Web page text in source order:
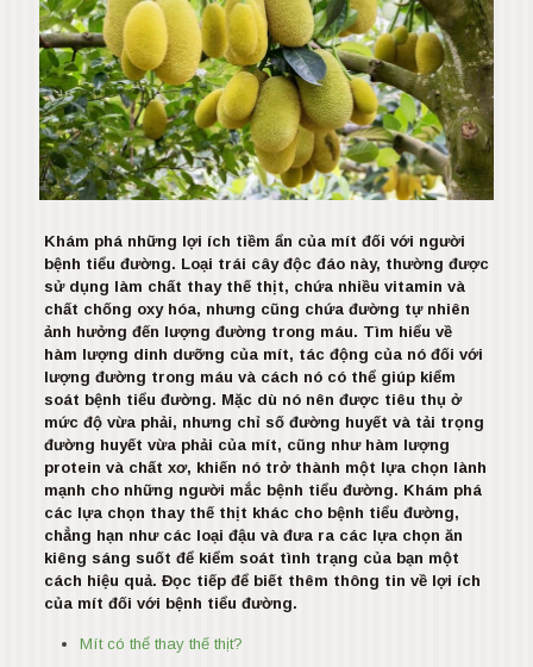
Khám phá những lợi ích tiềm ẩn của mít đối với người
bệnh tiểu đường. Loại trái cây độc đáo này, thường được
sử dụng làm chất thay thế thịt, chứa nhiều vitamin và
chất chống oxy hóa, nhưng cũng chứa đường tự nhiên
ảnh hưởng đến lượng đường trong máu. Tìm hiểu về
hàm lượng dinh dưỡng của mít, tác động của nó đối với
lượng đường trong máu và cách nó có thể giúp kiểm
soát bệnh tiểu đường. Mặc dù nó nên được tiêu thụ ở
mức độ vừa phải, nhưng chỉ số đường huyết và tải trọng
đường huyết vừa phải của mít, cũng như hàm lượng
protein và chất xơ, khiến nó trở thành một lựa chọn lành
mạnh cho những người mắc bệnh tiểu đường. Khám phá
các lựa chọn thay thế thịt khác cho bệnh tiểu đường,
chẳng hạn như các loại đậu và đưa ra các lựa chọn ăn
kiêng sáng suốt để kiểm soát tình trạng của bạn một
cách hiệu quả. Đọc tiếp để biết thêm thông tin về lợi ích
của mít đối với bệnh tiểu đường.
Mít có thể thay thế thịt?